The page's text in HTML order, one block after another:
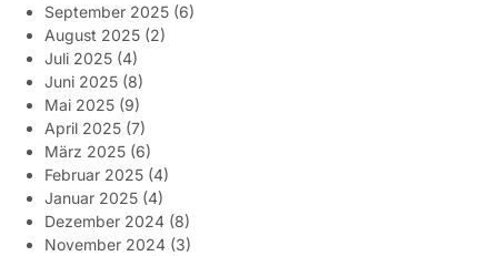
September 2025 (6)
August 2025 (2)
Juli 2025 (4)
Juni 2025 (8)
Mai 2025 (9)
April 2025 (7)
März 2025 (6)
Februar 2025 (4)
Januar 2025 (4)
Dezember 2024 (8)
November 2024 (3)